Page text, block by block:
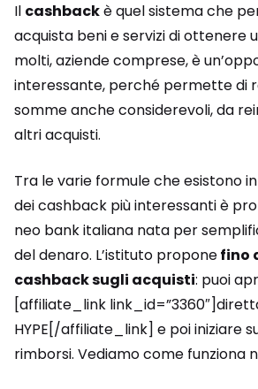
Il cashbackè quel sistema che
acquista beni e servizi di ottenere
molti, aziende comprese, è
interessante, perché permette di
somme anche considerevoli, da
altri acquisti.
Tra le varie formule che esistono
dei cashback più interessanti è
neo bank italiana nata per
del denaro. L’istituto proponefino
cashback sugli acquisti: puoi
[affiliate_link
HYPE[/affiliate_link] e poi iniziare
rimborsi. Vediamo come funziona